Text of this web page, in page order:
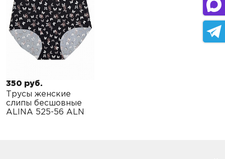
350 руб.
Трусы женские
слипы бесшовные
ALINA 525-56 ALN